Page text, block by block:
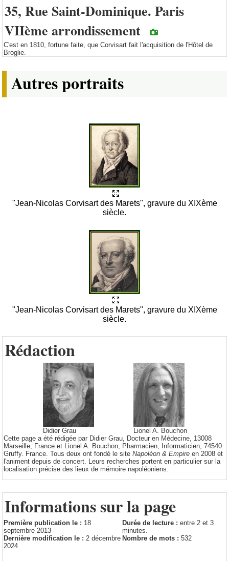
35, Rue Saint-Dominique. Paris
VIIème arrondissement
C'est en 1810, fortune faite, que Corvisart fait l'acquisition de l'Hôtel de
Broglie.
Autres portraits
"Jean-Nicolas Corvisart des Marets", gravure du XIXème
siècle.
"Jean-Nicolas Corvisart des Marets", gravure du XIXème
siècle.
Rédaction
Didier Grau
Lionel A. Bouchon
Cette page a été rédigée par Didier Grau, Docteur en Médecine, 13008
Marseille, France et Lionel A. Bouchon, Pharmacien, Informaticien, 74540
Gruffy. France. Tous deux ont fondé le site Napoléon & Empire en 2008 et
l'animent depuis de concert. Leurs recherches portent en particulier sur la
localisation précise des lieux de mémoire napoléoniens.
Informations sur la page
Première publication le : 18
septembre 2013
Durée de lecture : entre 2 et 3
minutes.
Dernière modification le : 2 décembre
2024
Nombre de mots : 532